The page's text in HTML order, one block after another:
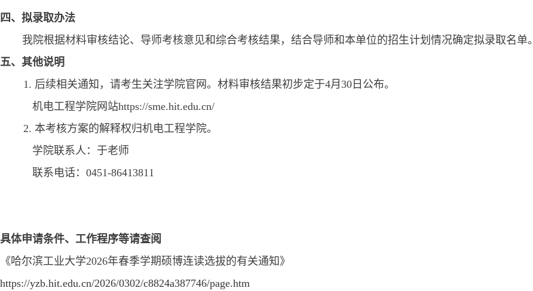
四、拟录取办法
我院根据材料审核结论、导师考核意见和综合考核结果，结合导师和本单位的招生计划情况确定拟录取名单。
五、其他说明
1. 后续相关通知 ，请考生关注学院官网。材料审核结果初步定于4月30日公布。
机电工程学院网站https://sme.hit.edu.cn/
2. 本考核方案的解释权归机电工程学院。
学院联系人：于老师
联系电话： 0451-86413811
具体申请条件、工作程序等请查阅
《哈尔滨工业大学2026年春季学期硕博连读选拔的有关通知》
https://yzb.hit.edu.cn/2026/0302/c8824a387746/page.htm